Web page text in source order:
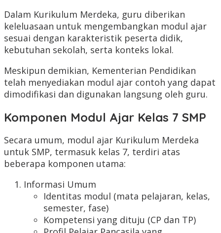
Dalam Kurikulum Merdeka, guru diberikan
keleluasaan untuk mengembangkan modul ajar
sesuai dengan karakteristik peserta didik,
kebutuhan sekolah, serta konteks lokal.
Meskipun demikian, Kementerian Pendidikan
telah menyediakan modul ajar contoh yang dapat
dimodifikasi dan digunakan langsung oleh guru.
Komponen Modul Ajar Kelas 7 SMP
Secara umum, modul ajar Kurikulum Merdeka
untuk SMP, termasuk kelas 7, terdiri atas
beberapa komponen utama:
Informasi Umum
Identitas modul (mata pelajaran, kelas,
semester, fase)
Kompetensi yang dituju (CP dan TP)